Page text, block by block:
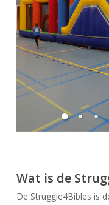
Wat is de
De Struggle4Bibles is